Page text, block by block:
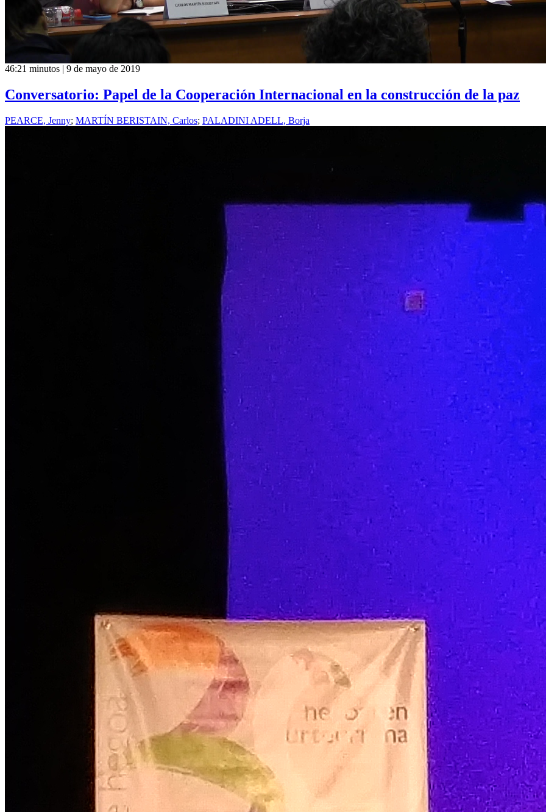
46:21 minutos | 9 de mayo de 2019
Conversatorio: Papel de la Cooperación Internacional en la construcción de la paz
PEARCE, Jenny; MARTÍN BERISTAIN, Carlos; PALADINI ADELL, Borja